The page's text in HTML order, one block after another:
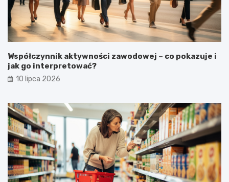
Współczynnik aktywności zawodowej – co pokazuje i
jak go interpretować?
10 lipca 2026